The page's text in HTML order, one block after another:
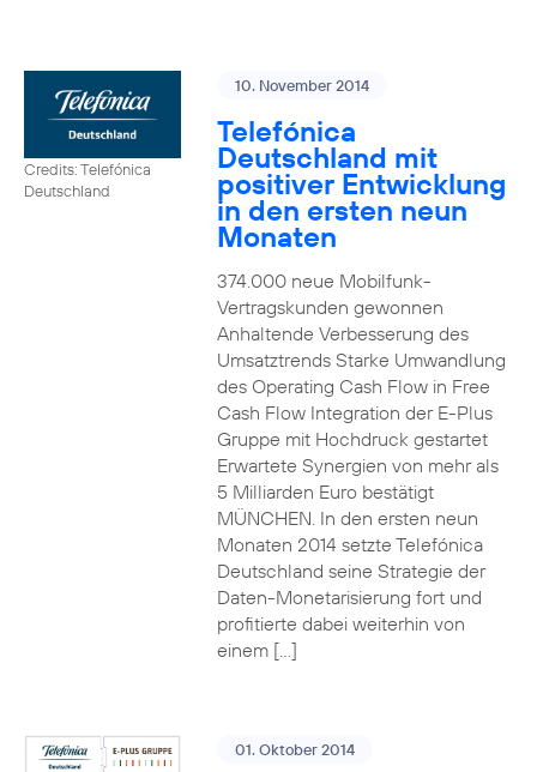
Credits: Telefónica
Deutschland
10. November 2014
Telefónica
Deutschland mit
positiver Entwicklung
in den ersten neun
Monaten
374.000 neue Mobilfunk-
Vertragskunden gewonnen
Anhaltende Verbesserung des
Umsatztrends Starke Umwandlung
des Operating Cash Flow in Free
Cash Flow Integration der E-Plus
Gruppe mit Hochdruck gestartet
Erwartete Synergien von mehr als
5 Milliarden Euro bestätigt
MÜNCHEN. In den ersten neun
Monaten 2014 setzte Telefónica
Deutschland seine Strategie der
Daten-Monetarisierung fort und
profitierte dabei weiterhin von
einem […]
01. Oktober 2014